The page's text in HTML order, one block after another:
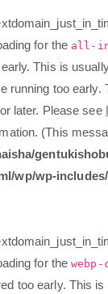
for the all-
This is
running too early.
later. Please see
(This
wp/wp-
for the
too early. This